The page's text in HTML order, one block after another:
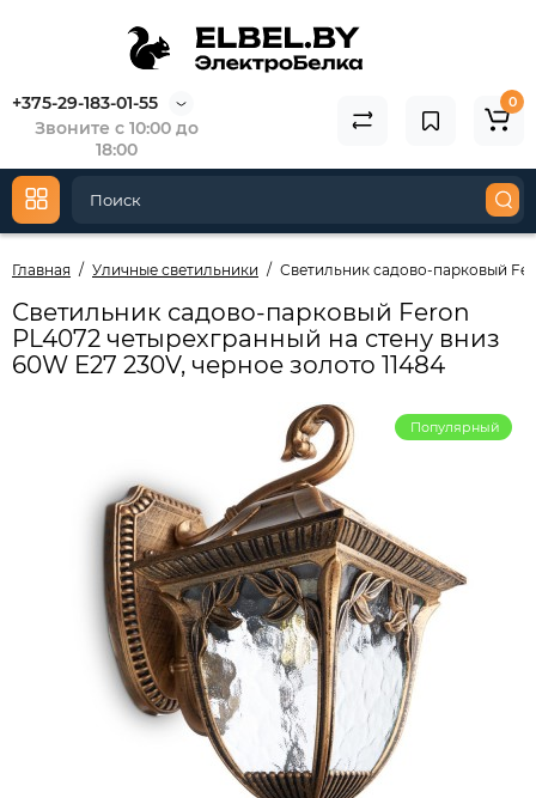
+375-29-183-01-55
Звоните с 10:00 до
18:00
0
Главная Уличные светильники Светильник садово-парковый
Светильник садово-парковый Feron
PL4072 четырехгранный на стену вниз
60W E27 230V, черное золото 11484
Популярный